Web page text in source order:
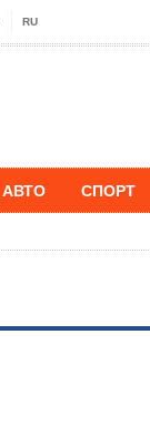
RU
АВТО СПОРТ